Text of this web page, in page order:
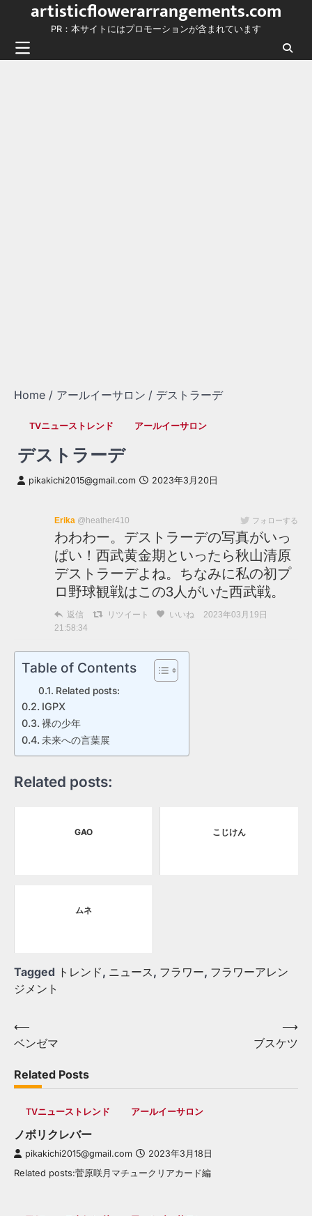
content
artisticflowerarrangements.com
PR：本サイトにはプロモーションが含まれています
Home アールイーサロン デストラーデ
TVニューストレンド アールイーサロン
デストラーデ
pikakichi2015@gmail.com 2023年3月20日
Erika @heather410 フォローする
わわわー。デストラーデの写真がいっ
ぱい！西武黄金期といったら秋山清原
デストラーデよね。ちなみに私の初プ
ロ野球観戦はこの3人がいた西武戦。
返信 リツイート いいね
2023年03月19日
21:58:34
Table of Contents
Related posts:
IGPX
裸の少年
未来への言葉展
Related posts:
GAO こじけん
ムネ
Tagged トレンド, ニュース, フラワー, フラワーアレン
ジメント
Post
navigation
⟵
ベンゼマ
ブスケツ
⟶
Related Posts
TVニューストレンド アールイーサロン
ノボリクレバー
pikakichi2015@gmail.com 2023年3月18日
Related posts:菅原咲月マチュークリアカード編